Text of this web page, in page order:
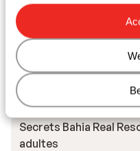
kilomètres
Autres
Secrets Bahia Real
adultes